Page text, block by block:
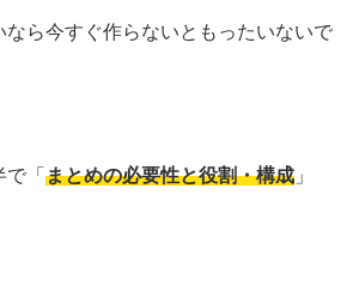
なら今すぐ作らないともったいないで
「 まとめの必要性と役割・構成 」